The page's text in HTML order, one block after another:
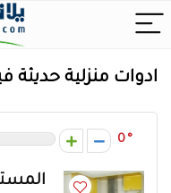
ادوات منزلية
0